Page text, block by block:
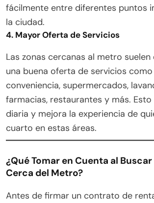
fácilmente entre diferentes puntos
la ciudad.
4. Mayor Oferta de Servicios
Las zonas cercanas al metro
una buena oferta de servicios
conveniencia, supermercados,
farmacias, restaurantes y más.
diaria y mejora la experiencia de
cuarto en estas áreas.
¿Qué Tomar en Cuenta al
Cerca del Metro?
Antes de firmar un contrato de